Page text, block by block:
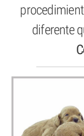
diferente